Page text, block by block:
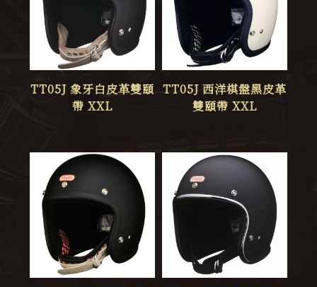
TT05J 象牙白皮革雙頤
帶 XXL
TT05J 西洋棋盤黑皮革
雙頤帶 XXL